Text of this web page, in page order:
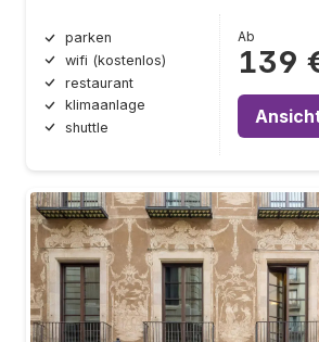
parken
wifi (kostenlos)
restaurant
klimaanlage
shuttle
Ab
139